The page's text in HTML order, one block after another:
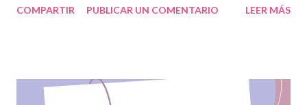
niños podrán trabajar para mejorar sus aprendizajes en las
por sus docentes para mejorar el nivel educativo de cada
COMPARTIR PUBLICAR UN COMENTARIO LEER MÁS